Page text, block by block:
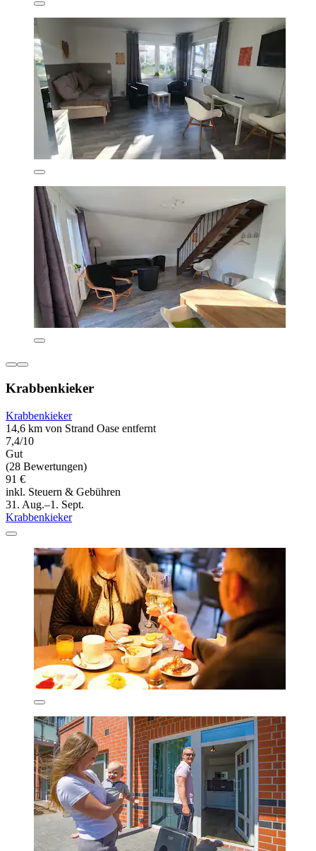
Krabbenkieker
Krabbenkieker
14,6 km von Strand Oase entfernt
7,4/10
Gut
(28 Bewertungen)
91 €
inkl. Steuern & Gebühren
31. Aug.–1. Sept.
Krabbenkieker